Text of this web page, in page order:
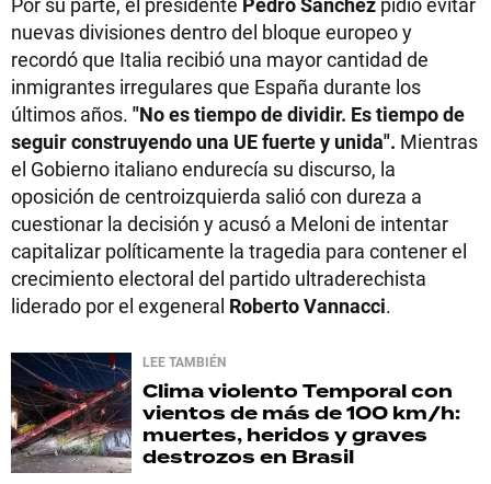
nuevas divisiones dentro del bloque europeo y
recordó que Italia recibió una mayor cantidad de
inmigrantes irregulares que España durante los
últimos años. "No es tiempo de dividir. Es tiempo de
seguir construyendo una UE fuerte y unida". Mientras
el Gobierno italiano endurecía su discurso, la
oposición de centroizquierda salió con dureza a
cuestionar la decisión y acusó a Meloni de intentar
capitalizar políticamente la tragedia para contener el
crecimiento electoral del partido ultraderechista
liderado por el exgeneral Roberto Vannacci.
LEE TAMBIÉN
Clima violentoTemporal con
vientos de más de 100 km/h:
muertes, heridos y graves
destrozos en Brasil